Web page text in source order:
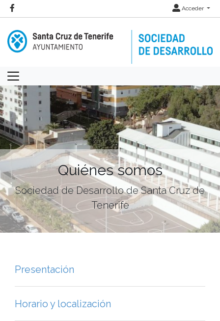
Acceder
Quiénes somos
Sociedad de Desarrollo de Santa Cruz de
Tenerife
Presentación
Horario y localización